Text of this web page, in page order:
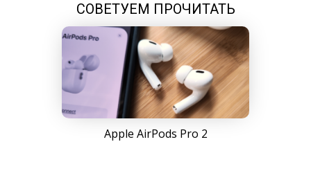
СОВЕТУЕМ ПРОЧИТАТЬ
Apple AirPods Pro 2